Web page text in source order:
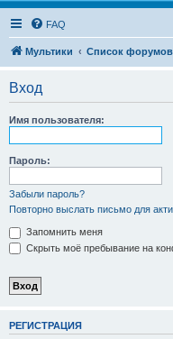
FAQ
Мультики Список форумов
Вход
Имя пользователя:
Пароль:
Забыли пароль?
Повторно выслать письмо для
Запомнить меня
Скрыть моё пребывание на
РЕГИСТРАЦИЯ